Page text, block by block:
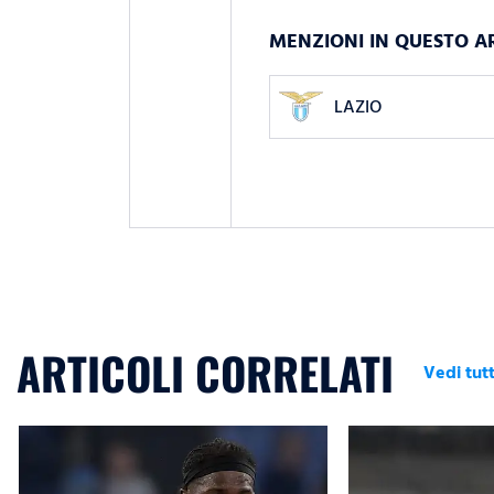
MENZIONI IN QUESTO
LAZIO
ARTICOLI CORRELATI Vedi